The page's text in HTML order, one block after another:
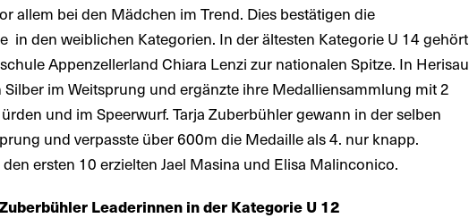
allem bei den Mädchen im Trend. Dies bestätigen die
in den weiblichen Kategorien. In der ältesten Kategorie U 14 gehört
Appenzellerland Chiara Lenzi zur nationalen Spitze. In Herisau
im Weitsprung und ergänzte ihre Medalliensammlung mit 2
und im Speerwurf. Tarja Zuberbühler gewann in der selben
und verpasste über 600m die Medaille als 4. nur knapp.
ersten 10 erzielten Jael Masina und Elisa Malinconico.
Leaderinnen in der Kategorie U 12